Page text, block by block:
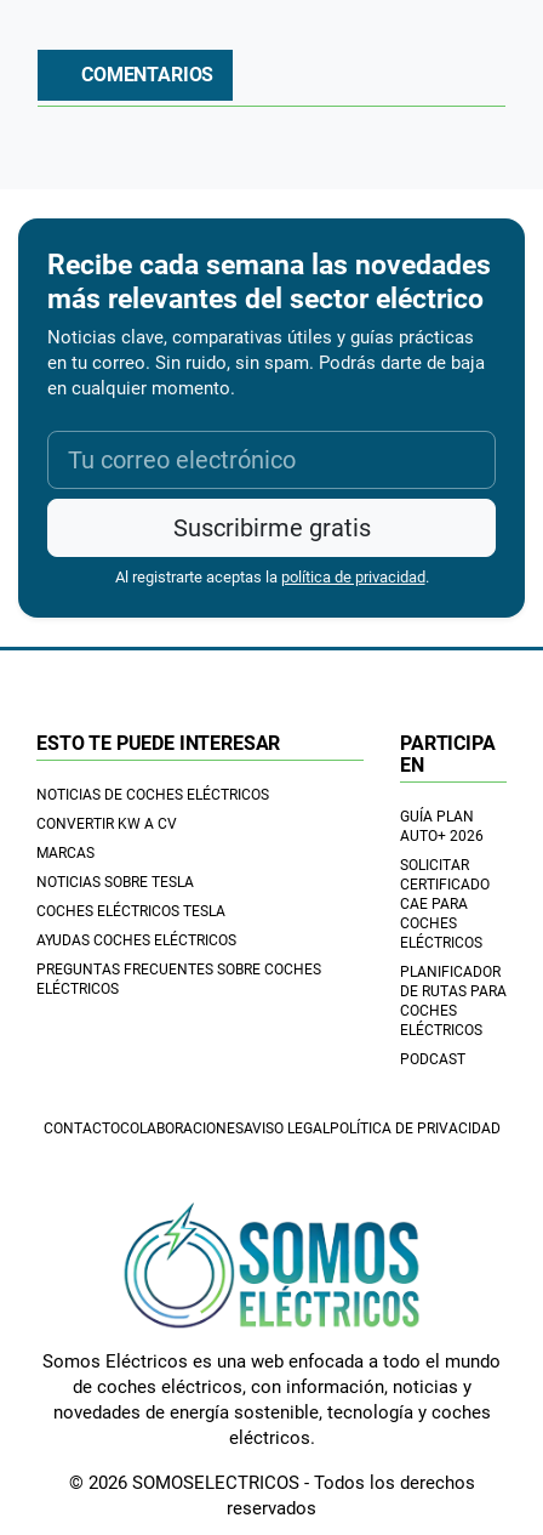
COMENTARIOS
Recibe cada semana las novedades
más relevantes del sector eléctrico
Noticias clave, comparativas útiles y guías prácticas
en tu correo. Sin ruido, sin spam. Podrás darte de baja
en cualquier momento.
Suscribirme gratis
Al registrarte aceptas la política de privacidad.
ESTO TE PUEDE INTERESAR
NOTICIAS DE COCHES ELÉCTRICOS
CONVERTIR KW A CV
MARCAS
NOTICIAS SOBRE TESLA
COCHES ELÉCTRICOS TESLA
AYUDAS COCHES ELÉCTRICOS
PREGUNTAS FRECUENTES SOBRE COCHES
ELÉCTRICOS
PARTICIPA
EN
GUÍA PLAN
AUTO+ 2026
SOLICITAR
CERTIFICADO
CAE PARA
COCHES
ELÉCTRICOS
PLANIFICADOR
DE RUTAS PARA
COCHES
ELÉCTRICOS
PODCAST
CONTACTOCOLABORACIONESAVISO LEGALPOLÍTICA DE PRIVACIDAD
Somos Eléctricos es una web enfocada a todo el mundo
de coches eléctricos, con información, noticias y
novedades de energía sostenible, tecnología y coches
eléctricos.
© 2026 SOMOSELECTRICOS - Todos los derechos
reservados